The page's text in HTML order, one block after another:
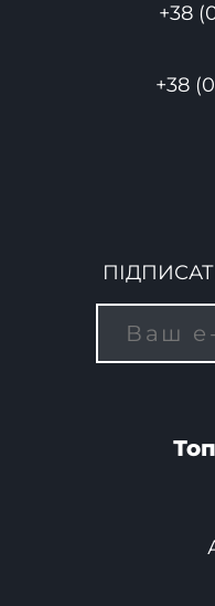
+38
+38